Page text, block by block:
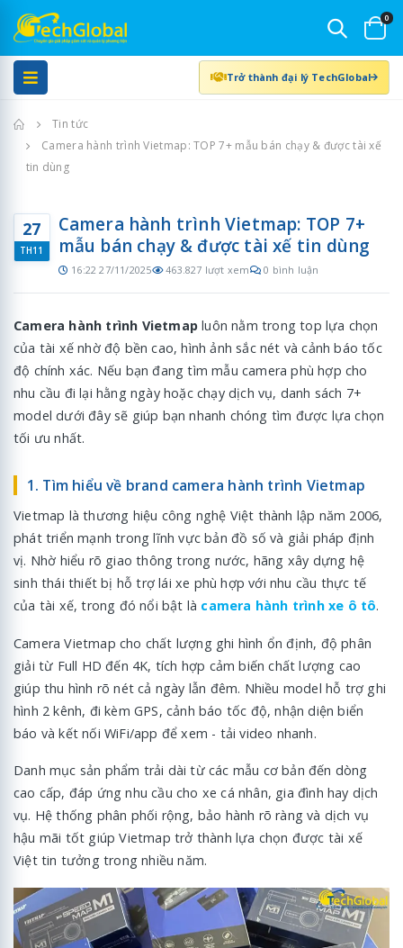
0
Trở thành đại lý TechGlobal
Trang chủ
Tin tức
Camera hành trình Vietmap: TOP 7+ mẫu bán chạy & được tài xế
tin dùng
27
TH11
Camera hành trình Vietmap: TOP 7+
mẫu bán chạy & được tài xế tin dùng
16:22 27/11/2025 463.827 lượt xem 0 bình luận
Camera hành trình Vietmap luôn nằm trong top lựa chọn
của tài xế nhờ độ bền cao, hình ảnh sắc nét và cảnh báo tốc
độ chính xác. Nếu bạn đang tìm mẫu camera phù hợp cho
nhu cầu đi lại hằng ngày hoặc chạy dịch vụ, danh sách 7+
model dưới đây sẽ giúp bạn nhanh chóng tìm được lựa chọn
tối ưu nhất.
1. Tìm hiểu về brand camera hành trình Vietmap
Vietmap là thương hiệu công nghệ Việt thành lập năm 2006,
phát triển mạnh trong lĩnh vực bản đồ số và giải pháp định
vị. Nhờ hiểu rõ giao thông trong nước, hãng xây dựng hệ
sinh thái thiết bị hỗ trợ lái xe phù hợp với nhu cầu thực tế
của tài xế, trong đó nổi bật là camera hành trình xe ô tô.
Camera Vietmap cho chất lượng ghi hình ổn định, độ phân
giải từ Full HD đến 4K, tích hợp cảm biến chất lượng cao
giúp thu hình rõ nét cả ngày lẫn đêm. Nhiều model hỗ trợ ghi
hình 2 kênh, đi kèm GPS, cảnh báo tốc độ, nhận diện biển
báo và kết nối WiFi/app để xem - tải video nhanh.
Danh mục sản phẩm trải dài từ các mẫu cơ bản đến dòng
cao cấp, đáp ứng nhu cầu cho xe cá nhân, gia đình hay dịch
vụ. Hệ thống phân phối rộng, bảo hành rõ ràng và dịch vụ
hậu mãi tốt giúp Vietmap trở thành lựa chọn được tài xế
Việt tin tưởng trong nhiều năm.